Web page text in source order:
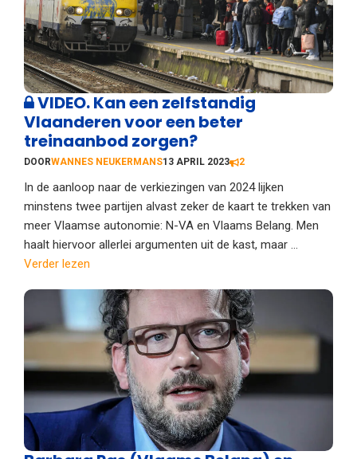
VIDEO. Kan een zelfstandig
Vlaanderen voor een beter
treinaanbod zorgen?
DOORWANNES NEUKERMANS13 APRIL 2023 2
In de aanloop naar de verkiezingen van 2024 lijken
minstens twee partijen alvast zeker de kaart te trekken van
meer Vlaamse autonomie: N-VA en Vlaams Belang. Men
haalt hiervoor allerlei argumenten uit de kast, maar ...
Verder lezen